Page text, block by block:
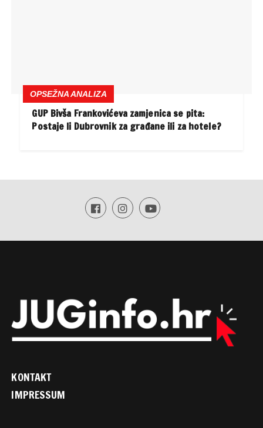
OPSEŽNA ANALIZA
GUP Bivša Frankovićeva zamjenica se pita:
Postaje li Dubrovnik za građane ili za hotele?
KONTAKT
IMPRESSUM